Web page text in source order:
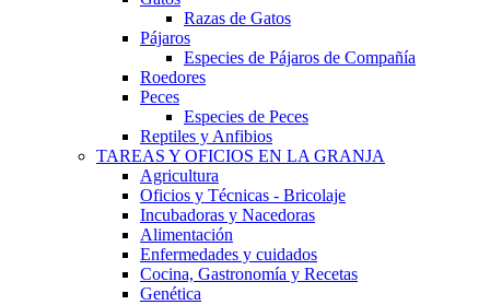
Razas de Gatos
Pájaros
Especies de Pájaros de Compañía
Roedores
Peces
Especies de Peces
Reptiles y Anfibios
TAREAS Y OFICIOS EN LA GRANJA
Agricultura
Oficios y Técnicas - Bricolaje
Incubadoras y Nacedoras
Alimentación
Enfermedades y cuidados
Cocina, Gastronomía y Recetas
Genética